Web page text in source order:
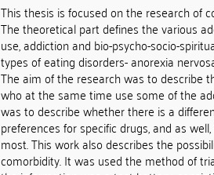
This thesis is focused on the research of
The theoretical part defines the various
use, addiction and bio-psycho-socio-
types of eating disorders- anorexia
The aim of the research was to describe
who at the same time use some of the
was to describe whether there is a
preferences for specific drugs, and as
most. This work also describes the
comorbidity. It was used the method of